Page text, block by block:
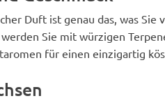
Duft ist genau das, was
Sie mit würzigen
für einen einzigartig